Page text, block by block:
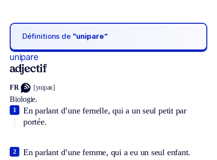
Définitions de “unipare“
unipare
adjectif
FR [ynipaʀ]
Biologie.
En parlant d’une femelle, qui a un seul petit par
portée.
1
En parlant d’une femme, qui a eu un seul enfant.
2